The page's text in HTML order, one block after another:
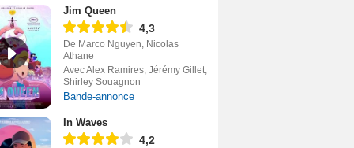
Jim Queen
4,3
De Marco Nguyen, Nicolas
Athane
Avec Alex Ramires, Jérémy Gillet,
Shirley Souagnon
Bande-annonce
In Waves
4,2